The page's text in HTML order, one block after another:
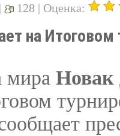
128 | Оценка:
на Итоговом
мира Новак